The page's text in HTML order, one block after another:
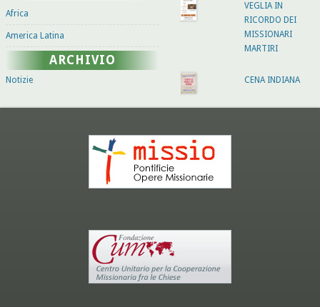
Africa
America Latina
ARCHIVIO
Notizie
VEGLIA IN
RICORDO DEI
MISSIONARI
MARTIRI
CENA INDIANA